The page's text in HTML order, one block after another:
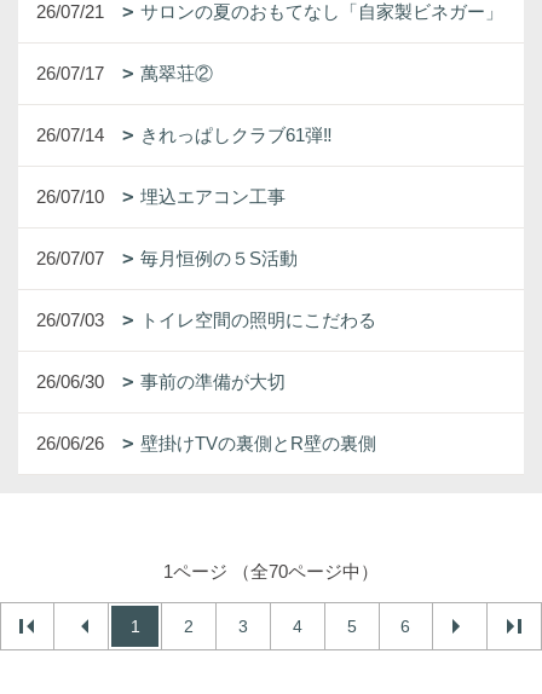
26/07/21 サロンの夏のおもてなし「自家製ビネガー」
26/07/17 萬翠荘②
26/07/14 きれっぱしクラブ61弾‼
26/07/10 埋込エアコン工事
26/07/07 毎月恒例の５S活動
26/07/03 トイレ空間の照明にこだわる
26/06/30 事前の準備が大切
26/06/26 壁掛けTVの裏側とR壁の裏側
1ページ （全70ページ中）
1 2 3 4 5 6